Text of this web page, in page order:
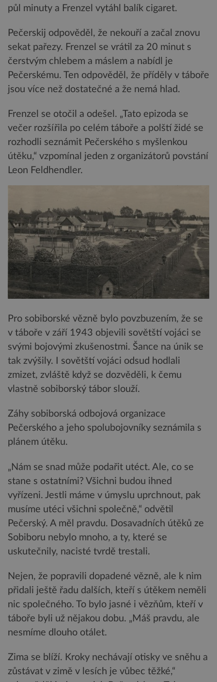
půl minuty a Frenzel vytáhl balík cigaret.
Pečerskij odpověděl, že nekouří a začal znovu
sekat pařezy. Frenzel se vrátil za 20 minut s
čerstvým chlebem a máslem a nabídl je
Pečerskému. Ten odpověděl, že příděly v táboře
jsou více než dostatečné a že nemá hlad.
Frenzel se otočil a odešel. „Tato epizoda se
večer rozšířila po celém táboře a polští židé se
rozhodli seznámit Pečerského s myšlenkou
útěku,“ vzpomínal jeden z organizátorů povstání
Leon Feldhendler.
Pro sobiborské vězně bylo povzbuzením, že se
v táboře v září 1943 objevili sovětští vojáci se
svými bojovými zkušenostmi. Šance na únik se
tak zvýšily. I sovětští vojáci odsud hodlali
zmizet, zvláště když se dozvěděli, k čemu
vlastně sobiborský tábor slouží.
Záhy sobiborská odbojová organizace
Pečerského a jeho spolubojovníky seznámila s
plánem útěku.
„Nám se snad může podařit utéct. Ale, co se
stane s ostatními? Všichni budou ihned
vyřízeni. Jestli máme v úmyslu uprchnout, pak
musíme utéci všichni společně,“ odvětil
Pečerský. A měl pravdu. Dosavadních útěků ze
Sobiboru nebylo mnoho, a ty, které se
uskutečnily, nacisté tvrdě trestali.
Nejen, že popravili dopadené vězně, ale k nim
přidali ještě řadu dalších, kteří s útěkem neměli
nic společného. To bylo jasné i vězňům, kteří v
táboře byli už nějakou dobu. „Máš pravdu, ale
nesmíme dlouho otálet.
Zima se blíží. Kroky nechávají otisky ve sněhu a
zůstávat v zimě v lesích je vůbec těžké,“